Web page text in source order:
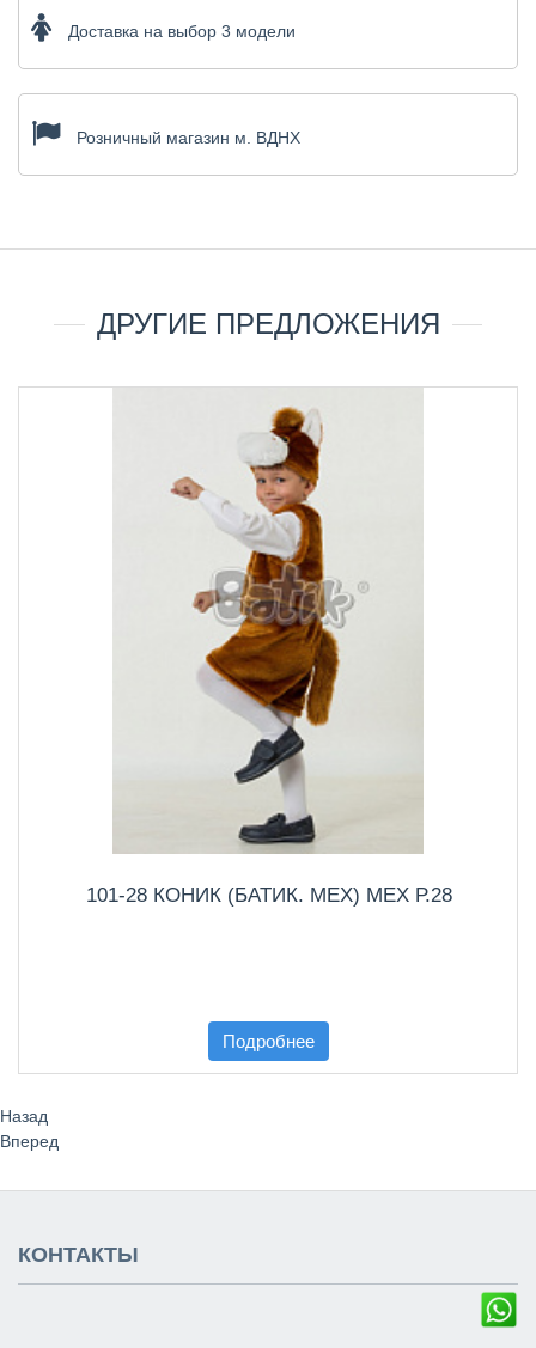
Доставка на выбор 3 модели
Розничный магазин м. ВДНХ
ДРУГИЕ ПРЕДЛОЖЕНИЯ
101-28 КОНИК (БАТИК. МЕХ) МЕХ Р.28
Подробнее
Назад
Вперед
КОНТАКТЫ